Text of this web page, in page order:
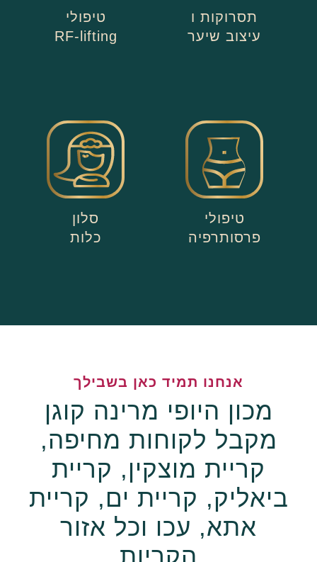
תסרוקות ו
עיצוב שיער
טיפולי
RF-lifting
טיפולי
פרסותרפיה
סלון
כלות
אנחנו תמיד כאן בשבילך
מכון היופי מרינה קוגן
מקבל לקוחות מחיפה,
קריית מוצקין, קריית
ביאליק, קריית ים, קריית
אתא, עכו וכל אזור
הקריות